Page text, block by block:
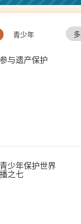
青少年
与遗产保护
少年保护世界
之七